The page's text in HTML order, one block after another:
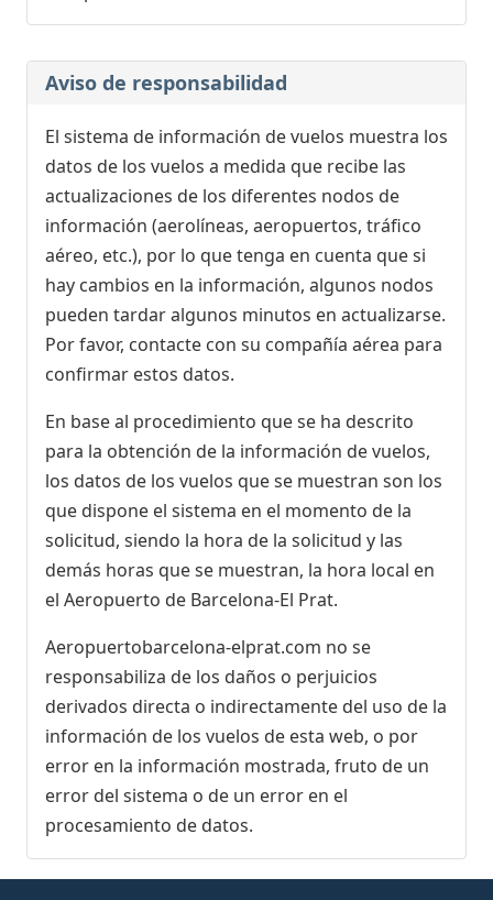
Aviso de responsabilidad
El sistema de información de vuelos muestra los
datos de los vuelos a medida que recibe las
actualizaciones de los diferentes nodos de
información (aerolíneas, aeropuertos, tráfico
aéreo, etc.), por lo que tenga en cuenta que si
hay cambios en la información, algunos nodos
pueden tardar algunos minutos en actualizarse.
Por favor, contacte con su compañía aérea para
confirmar estos datos.
En base al procedimiento que se ha descrito
para la obtención de la información de vuelos,
los datos de los vuelos que se muestran son los
que dispone el sistema en el momento de la
solicitud, siendo la hora de la solicitud y las
demás horas que se muestran, la hora local en
el Aeropuerto de Barcelona-El Prat.
Aeropuertobarcelona-elprat.com no se
responsabiliza de los daños o perjuicios
derivados directa o indirectamente del uso de la
información de los vuelos de esta web, o por
error en la información mostrada, fruto de un
error del sistema o de un error en el
procesamiento de datos.